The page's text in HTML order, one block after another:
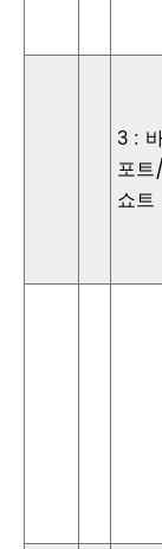
3 :
포트/
쇼트